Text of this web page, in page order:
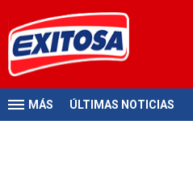
MÁS ÚLTIMAS NOTICIAS